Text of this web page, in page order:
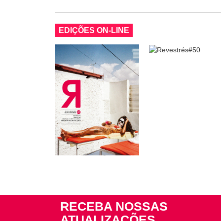
EDIÇÕES ON-LINE
RECEBA NOSSAS